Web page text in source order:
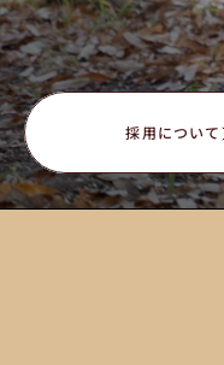
- Recruit
採用情報
こども園では、現在、保育
採用について